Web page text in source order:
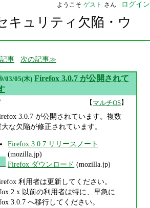
ようこそ ゲスト さん ログイン
キュリティ欠陥・ウ
事 次の記事
03/05(木) Firefox 3.0.7 が公開されて
【マルチOS】
3.0.7 が公開されています。複数
な欠陥が修正されています。
Firefox 3.0.7 リリースノート
(mozilla.jp)
Firefox ダウンロード (mozilla.jp)
利用者は更新してください。
2.x 以前の利用者は特に、早急に
3.0.7 へ移行してください。